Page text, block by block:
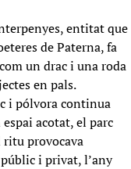
entitat que
de Paterna, fa
un drac i una roda
en pals.
i pólvora continua
acotat, el parc
ritu provocava
i privat, l’any